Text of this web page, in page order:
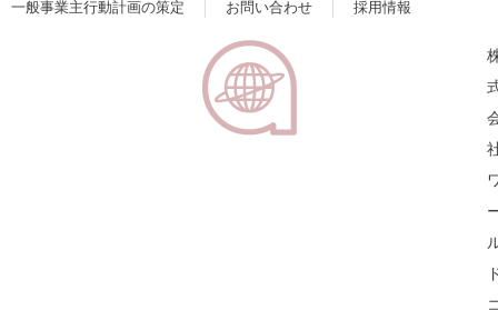
一般事業主行動計画の策定 お問い合わせ 採用情報